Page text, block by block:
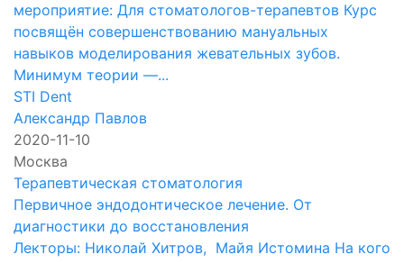
мероприятие: Для стоматологов-терапевтов Курс
посвящён совершенствованию мануальных
навыков моделирования жевательных зубов.
Минимум теории —...
STI Dent
Александр Павлов
2020-11-10
Москва
Терапевтическая стоматология
Первичное эндодонтическое лечение. От
диагностики до восстановления
Лекторы: Николай Хитров, Майя Истомина На кого